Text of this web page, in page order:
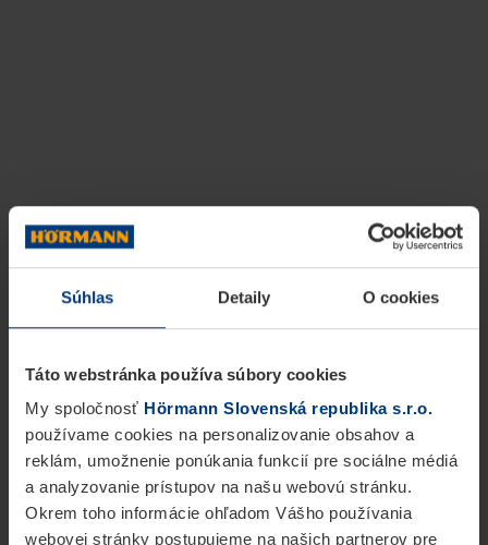
Súhlas Detaily O cookies
Táto webstránka používa súbory cookies
My spoločnosť Hörmann Slovenská republika s.r.o.
používame cookies na personalizovanie obsahov a
reklám, umožnenie ponúkania funkcií pre sociálne médiá
a analyzovanie prístupov na našu webovú stránku.
Okrem toho informácie ohľadom Vášho používania
webovej stránky postupujeme na našich partnerov pre